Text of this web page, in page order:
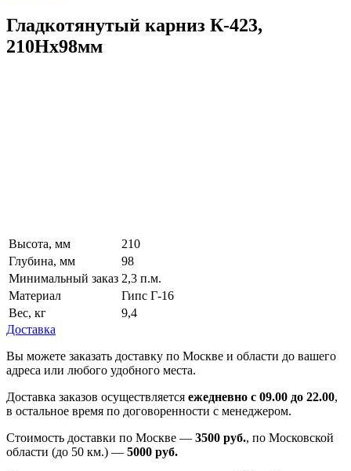
Гладкотянутый карниз К-423,
210Hx98мм
Высота, мм
210
Глубина, мм
98
Минимальный заказ 2,3 п.м.
Материал
Гипс Г-16
Вес, кг
9,4
Доставка
Вы можете заказать доставку по Москве и области до вашего
адреса или любого удобного места.
Доставка заказов осуществляется ежедневно с 09.00 до 22.00,
в остальное время по договоренности с менеджером.
Стоимость доставки по Москве — 3500 руб., по Московской
области (до 50 км.) — 5000 руб.